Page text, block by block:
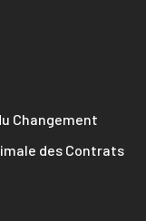
Changement
des Contrats